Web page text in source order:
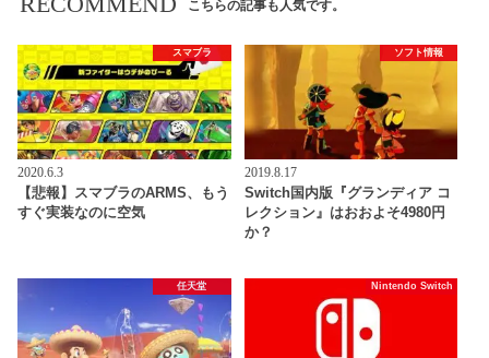
こちらの記事も人気です。
スマブラ
2020.6.3
【悲報】スマブラのARMS、もう
すぐ実装なのに空気
ソフト情報
2019.8.17
Switch国内版『グランディア コ
レクション』はおおよそ4980円
か？
任天堂 Nintendo Switch